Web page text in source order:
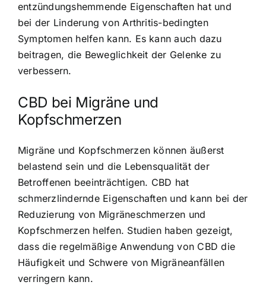
entzündungshemmende Eigenschaften hat und
bei der Linderung von Arthritis-bedingten
Symptomen helfen kann. Es kann auch dazu
beitragen, die Beweglichkeit der Gelenke zu
verbessern.
CBD bei Migräne und
Kopfschmerzen
Migräne und Kopfschmerzen können äußerst
belastend sein und die Lebensqualität der
Betroffenen beeinträchtigen. CBD hat
schmerzlindernde Eigenschaften und kann bei der
Reduzierung von Migräneschmerzen und
Kopfschmerzen helfen. Studien haben gezeigt,
dass die regelmäßige Anwendung von CBD die
Häufigkeit und Schwere von Migräneanfällen
verringern kann.